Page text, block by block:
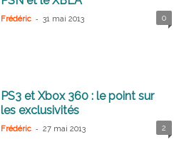
Frédéric - 31 mai 2013 0
PS3 et Xbox 360 : le point sur
les exclusivités
Frédéric - 27 mai 2013 2